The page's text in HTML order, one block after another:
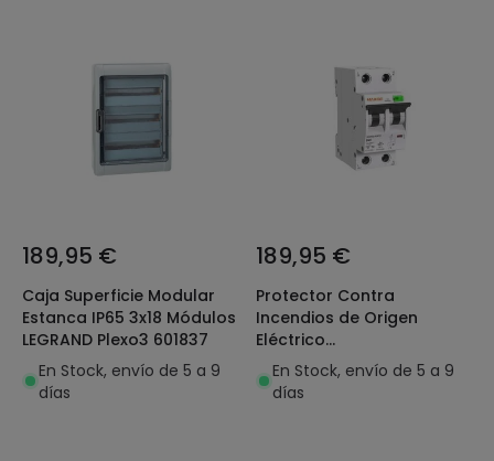
189,95 €
Caja Superficie Modular
Estanca IP65 3x18 Módulos
LEGRAND Plexo3 601837
En Stock, envío de 5 a 9
días
189,95 €
Protector Contra
Incendios de Origen
Eléctrico
Residencial/Terciario
MAXGE 2P – 6-40A
En Stock, envío de 5 a 9
días